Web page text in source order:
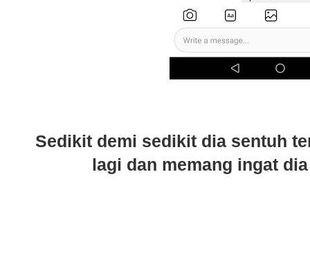
Sedikit demi sedikit dia sentuh
lagi dan memang ingat